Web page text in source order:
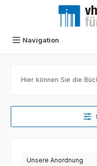
Zum Hauptinhalt springen
Navigation
Hier können Sie die